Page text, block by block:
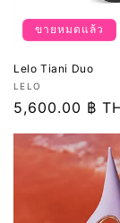
ขายหมดแล้ว
Lelo Tiani Duo
เวน
เด
LELO
ราคา
ปกติ
5,600.00 ฿